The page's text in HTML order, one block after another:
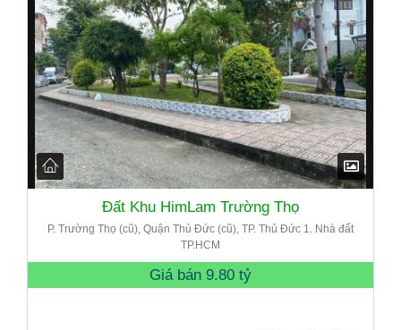
Đất Khu HimLam Trường Thọ
P. Trường Thọ (cũ), Quận Thủ Đức (cũ), TP. Thủ Đức 1. Nhà đất
TP.HCM
Giá bán 9.80 tỷ